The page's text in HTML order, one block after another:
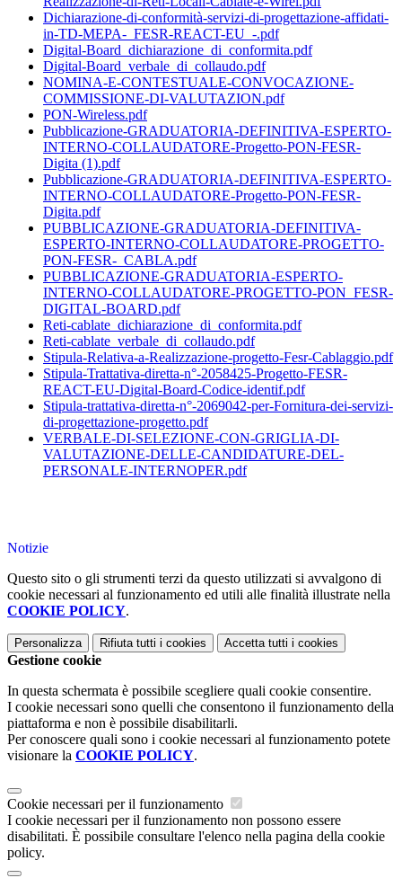
Dichiarazione-di-conformità-servizi-di-progettazione-affidati-
in-TD-MEPA-_FESR-REACT-EU_-.pdf
Digital-Board_dichiarazione_di_conformita.pdf
Digital-Board_verbale_di_collaudo.pdf
NOMINA-E-CONTESTUALE-CONVOCAZIONE-
COMMISSIONE-DI-VALUTAZION.pdf
PON-Wireless.pdf
Pubblicazione-GRADUATORIA-DEFINITIVA-ESPERTO-
INTERNO-COLLAUDATORE-Progetto-PON-FESR-
Digita (1).pdf
Pubblicazione-GRADUATORIA-DEFINITIVA-ESPERTO-
INTERNO-COLLAUDATORE-Progetto-PON-FESR-
Digita.pdf
PUBBLICAZIONE-GRADUATORIA-DEFINITIVA-
ESPERTO-INTERNO-COLLAUDATORE-PROGETTO-
PON-FESR-_CABLA.pdf
PUBBLICAZIONE-GRADUATORIA-ESPERTO-
INTERNO-COLLAUDATORE-PROGETTO-PON_FESR-
DIGITAL-BOARD.pdf
Reti-cablate_dichiarazione_di_conformita.pdf
Reti-cablate_verbale_di_collaudo.pdf
Stipula-Relativa-a-Realizzazione-progetto-Fesr-Cablaggio.pdf
Stipula-Trattativa-diretta-n°-2058425-Progetto-FESR-
REACT-EU-Digital-Board-Codice-identif.pdf
Stipula-trattativa-diretta-n°-2069042-per-Fornitura-dei-servizi-
di-progettazione-progetto.pdf
VERBALE-DI-SELEZIONE-CON-GRIGLIA-DI-
VALUTAZIONE-DELLE-CANDIDATURE-DEL-
PERSONALE-INTERNOPER.pdf
Notizie
Questo sito o gli strumenti terzi da questo utilizzati si avvalgono di
cookie necessari al funzionamento ed utili alle finalità illustrate nella
COOKIE POLICY.
Personalizza Rifiuta tutti i cookies Accetta tutti i cookies
Gestione cookie
In questa schermata è possibile scegliere quali cookie consentire.
I cookie necessari sono quelli che consentono il funzionamento della
piattaforma e non è possibile disabilitarli.
Per conoscere quali sono i cookie necessari al funzionamento potete
visionare la COOKIE POLICY.
Cookie necessari per il funzionamento
I cookie necessari per il funzionamento non possono essere
disabilitati. È possibile consultare l'elenco nella pagina della cookie
policy.